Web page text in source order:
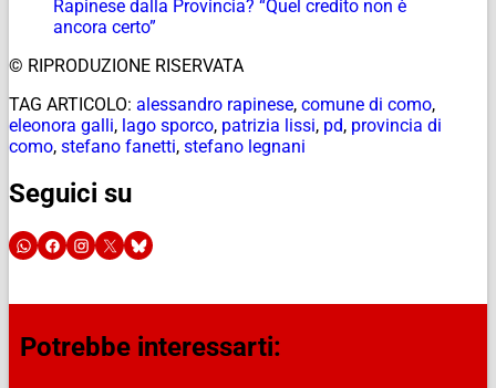
Rapinese dalla Provincia? “Quel credito non è
ancora certo”
© RIPRODUZIONE RISERVATA
TAG ARTICOLO: alessandro rapinese, comune di como,
eleonora galli, lago sporco, patrizia lissi, pd, provincia di
como, stefano fanetti, stefano legnani
Seguici su
Potrebbe interessarti: